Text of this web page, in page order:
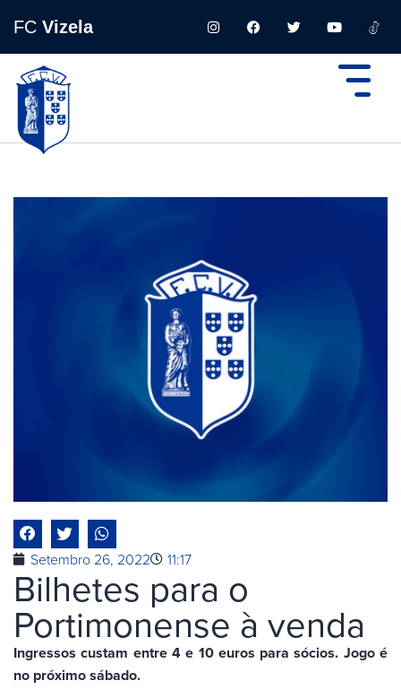
FC Vizela
Setembro 26, 2022 11:17
Bilhetes para o
Portimonense à venda
Ingressos custam entre 4 e 10 euros para sócios. Jogo é
no próximo sábado.